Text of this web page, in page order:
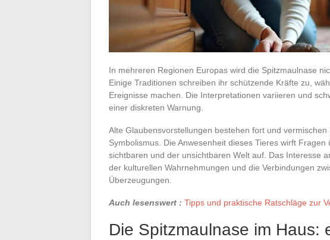
In mehreren Regionen Europas wird die Spitzmaulnase
Einige Traditionen schreiben ihr schützende Kräfte zu,
Ereignisse machen. Die Interpretationen variieren und
einer diskreten Warnung.
Alte Glaubensvorstellungen bestehen fort und
Symbolismus. Die Anwesenheit dieses Tieres wirft
sichtbaren und der unsichtbaren Welt auf. Das Interesse
der kulturellen Wahrnehmungen und die Verbindungen
Überzeugungen.
Auch lesenswert : Tipps und praktische Ratschläge zur
Die Spitzmaulnase im Haus: